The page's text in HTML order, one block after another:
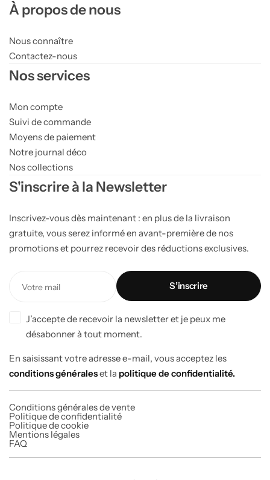
À propos de nous
Nous connaître
Contactez-nous
Nos services
Mon compte
Suivi de commande
Moyens de paiement
Notre journal déco
Nos collections
S'inscrire à la Newsletter
Inscrivez-vous dès maintenant : en plus de la livraison
gratuite, vous serez informé en avant-première de nos
promotions et pourrez recevoir des réductions exclusives.
J’accepte de recevoir la newsletter et je peux me
désabonner à tout moment.
En saisissant votre adresse e-mail, vous acceptez les
conditions généraleset la politique de confidentialité.
Conditions générales de vente
Politique de confidentialité
Politique de cookie
Mentions légales
FAQ